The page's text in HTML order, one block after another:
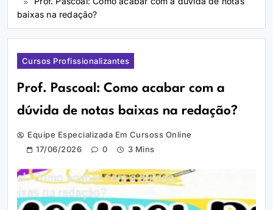
baixas na redação?
Cursos Profissionalizantes
Prof. Pascoal: Como acabar com a
dúvida de notas baixas na redação?
Equipe Especializada Em Cursoss Online
17/06/2026
0 3 Mins